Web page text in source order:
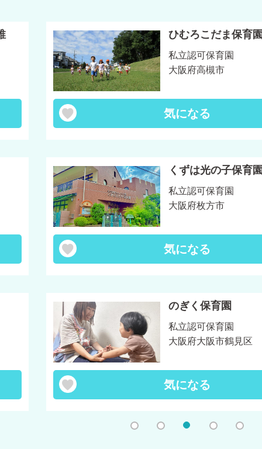
ひむろこだま保育
私立認可保育園
大阪府高槻市
気になる
くずは光の子保育
私立認可保育園
大阪府枚方市
気になる
のぎく保育園
私立認可保育園
大阪府大阪市鶴見区
気になる